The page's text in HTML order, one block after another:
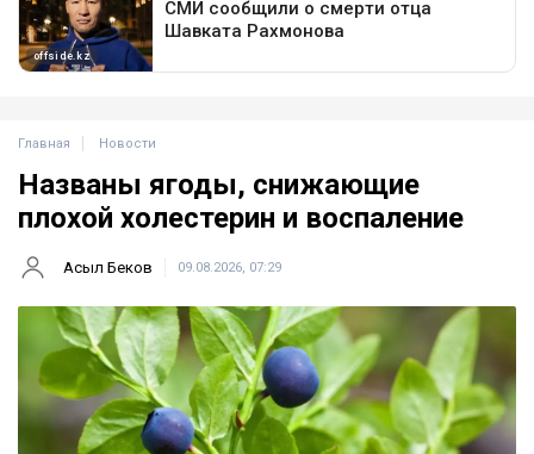
Главная Новости
Названы ягоды, снижающие
плохой холестерин и воспаление
Асыл Беков 09.08.2026, 07:29